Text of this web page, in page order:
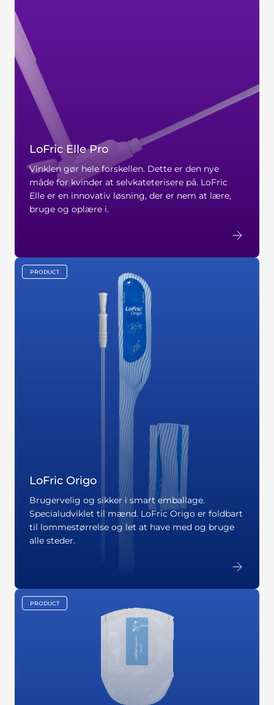
LoFric Elle Pro
Vinklen gør hele forskellen. Dette er den nye
måde for kvinder at selvkateterisere på. LoFric
Elle er en innovativ løsning, der er nem at lære,
bruge og oplære i.
LoFric Origo
key:global.content-type:
PRODUCT
Brugervelig og sikker i smart emballage.
Specialudviklet til mænd. LoFric Origo er foldbart
til lommestørrelse og let at have med og bruge
alle steder.
key:global.content-type:
PRODUCT